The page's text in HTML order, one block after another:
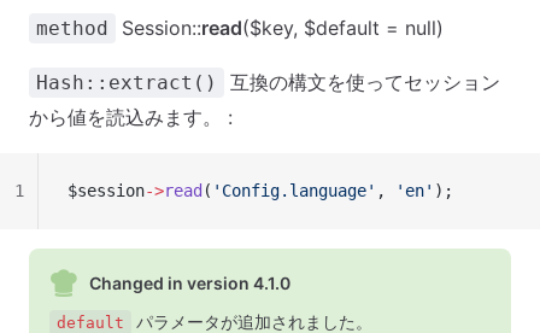
method Session::read($key, $default = null)
Hash::extract()
互換の構文を使ってセッション
から値を読込みます。 :
$session->read ( 'Config.language' , 'en' );
1
Changed in version 4.1.0
default パラメータが追加されました。